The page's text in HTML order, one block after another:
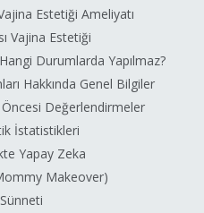
Estetiği Ameliyatı
Vajina Estetiği
Durumlarda Yapılmaz?
Hakkında Genel Bilgiler
Değerlendirmeler
İstatistikleri
Yapay Zeka
Makeover)